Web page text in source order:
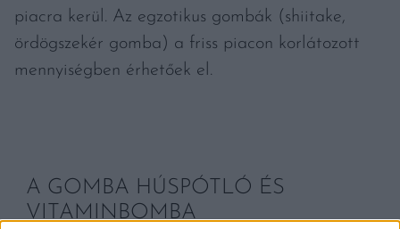
piacra kerül. Az egzotikus gombák (shiitake,
ördögszekér gomba) a friss piacon korlátozott
mennyiségben érhetőek el.
A GOMBA HÚSPÓTLÓ ÉS
VITAMINBOMBA